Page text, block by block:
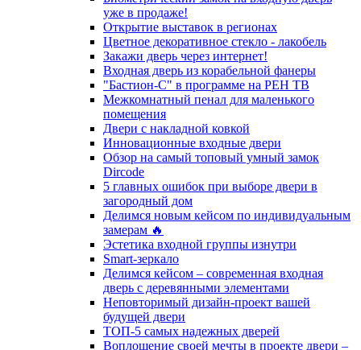
уже в продаже!
Открытие выставок в регионах
Цветное декоративное стекло - лакобель
Закажи дверь через интернет!
Входная дверь из корабельной фанеры
"Бастион-С" в программе на РЕН ТВ
Межкомнатный пенал для маленького
помещения
Двери с накладной ковкой
Инновационные входные двери
Обзор на самый топовый умный замок
Dircode
5 главных ошибок при выборе двери в
загородный дом
Делимся новым кейсом по индивидуальным
замерам 🔥
Эстетика входной группы изнутри
Smart-зеркало
Делимся кейсом – современная входная
дверь с деревянными элементами
Неповторимый дизайн-проект вашей
будущей двери
ТОП-5 самых надежных дверей
Воплощение своей мечты в проекте двери –